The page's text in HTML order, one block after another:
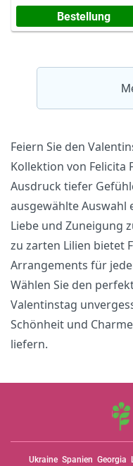
Bestellung
Feiern Sie den
Kollektion von Felicita
Ausdruck tiefer
ausgewählte Auswahl
Liebe und Zuneigung
zu zarten Lilien bietet
Arrangements für
Wählen Sie den
Valentinstag
Schönheit und
liefern.
Ukraine Spanien Georgia